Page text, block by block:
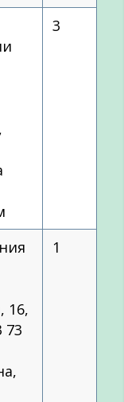
3
16,
73
1